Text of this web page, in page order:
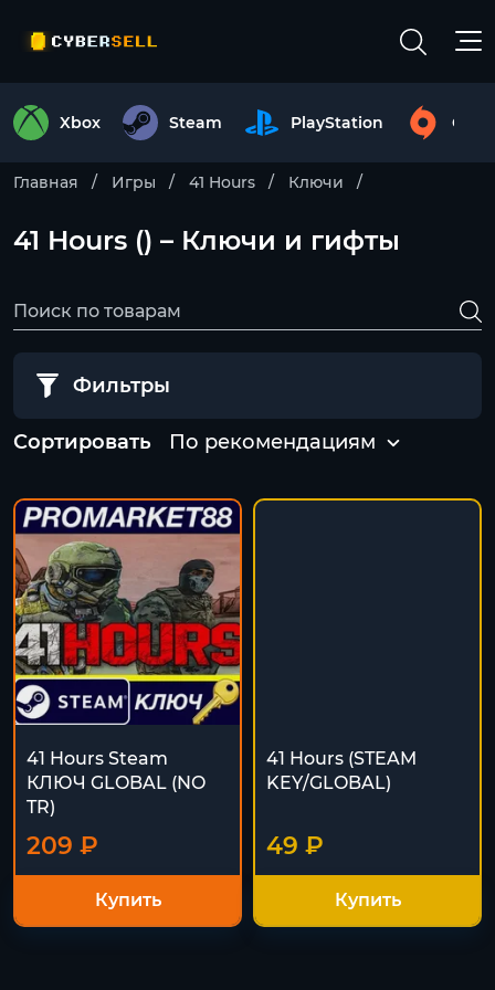
Xbox Steam PlayStation
Главная Игры 41 Hours Ключи
41 Hours () – Ключи и гифты
Фильтры
Сортировать По рекомендациям
41 Hours Steam
КЛЮЧ GLOBAL (NO
TR)
209 ₽
Купить
41 Hours (STEAM
KEY/GLOBAL)
49 ₽
Купить